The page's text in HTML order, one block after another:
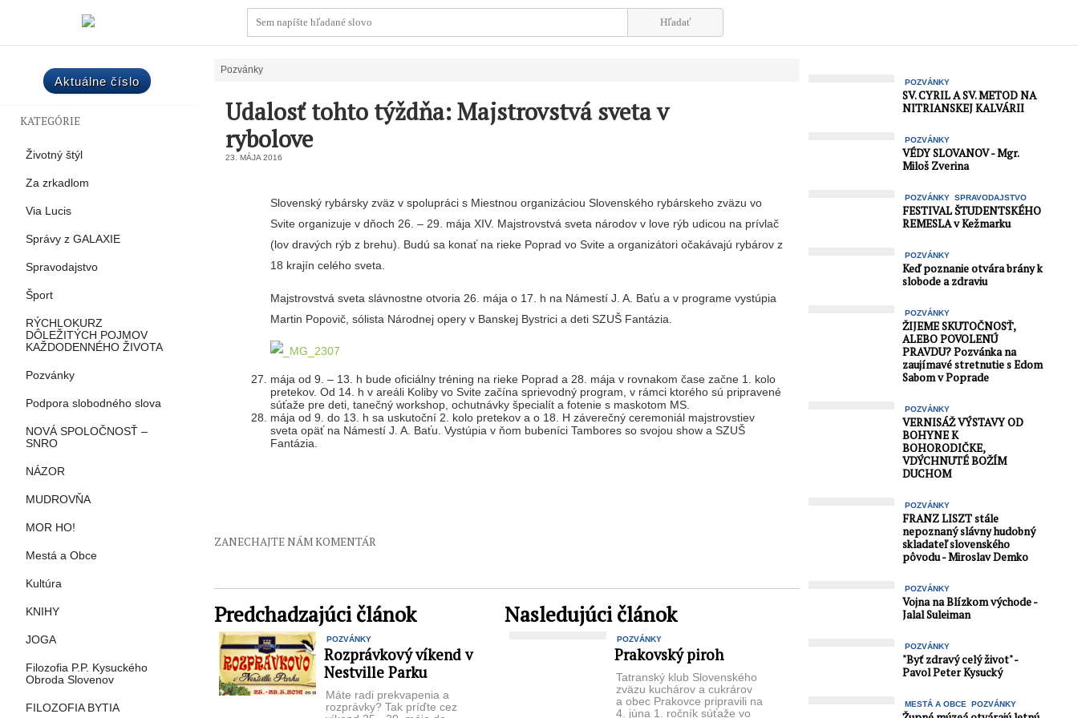
Aktuálne číslo
KATEGÓRIE
Životný štýl
Za zrkadlom
Via Lucis
Správy z GALAXIE
Spravodajstvo
Šport
RÝCHLOKURZ
DÔLEŽITÝCH POJMOV
KAŽDODENNÉHO ŽIVOTA
Pozvánky
Podpora slobodného slova
NOVÁ SPOLOČNOSŤ –
SNRO
NÁZOR
MUDROVŇA
MOR HO!
Mestá a Obce
Kultúra
KNIHY
JOGA
Filozofia P.P. Kysuckého
Obroda Slovenov
FILOZOFIA BYTIA
Pozvánky
Udalosť tohto týždňa: Majstrovstvá sveta v
rybolove
23. MÁJA 2016
Slovenský rybársky zväz v spolupráci s Miestnou organizáciou Slovenského rybárskeho zväzu vo
Svite organizuje v dňoch 26. – 29. mája XIV. Majstrovstvá sveta národov v love rýb udicou na prívlač
(lov dravých rýb z brehu). Budú sa konať na rieke Poprad vo Svite a organizátori očakávajú rybárov z
18 krajín celého sveta.
Majstrovstvá sveta slávnostne otvoria 26. mája o 17. h na Námestí J. A. Baťu a v programe vystúpia
Martin Popovič, sólista Národnej opery v Banskej Bystrici a deti SZUŠ Fantázia.
mája od 9. – 13. h bude oficiálny tréning na rieke Poprad a 28. mája v rovnakom čase začne 1. kolo
pretekov. Od 14. h v areáli Koliby vo Svite začína sprievodný program, v rámci ktorého sú pripravené
súťaže pre deti, tanečný workshop, ochutnávky špecialít a fotenie s maskotom MS.
mája od 9. do 13. h sa uskutoční 2. kolo pretekov a o 18. H záverečný ceremoniál majstrovstiev
sveta opäť na Námestí J. A. Baťu. Vystúpia v ňom bubeníci Tambores so svojou show a SZUŠ
Fantázia.
ZANECHAJTE NÁM KOMENTÁR
Predchadzajúci článok
POZVÁNKY
Rozprávkový víkend v
Nestville Parku
Máte radi prekvapenia a
rozprávky? Tak príďte cez
Nasledujúci článok
POZVÁNKY
Prakovský piroh
Tatranský klub Slovenského
zväzu kuchárov a cukrárov
a obec Prakovce pripravili na
4. júna 1. ročník súťaže vo
POZVÁNKY
SV. CYRIL A SV. METOD NA
NITRIANSKEJ KALVÁRII
POZVÁNKY
VÉDY SLOVANOV - Mgr.
Miloš Zverina
POZVÁNKY SPRAVODAJSTVO
FESTIVAL ŠTUDENTSKÉHO
REMESLA v Kežmarku
POZVÁNKY
Keď poznanie otvára brány k
slobode a zdraviu
POZVÁNKY
ŽIJEME SKUTOČNOSŤ,
ALEBO POVOLENÚ
PRAVDU? Pozvánka na
zaujímavé stretnutie s Edom
Sabom v Poprade
POZVÁNKY
VERNISÁŽ VÝSTAVY OD
BOHYNE K
BOHORODIČKE,
VDÝCHNUTÉ BOŽÍM
DUCHOM
POZVÁNKY
FRANZ LISZT stále
nepoznaný slávny hudobný
skladateľ slovenského
pôvodu - Miroslav Demko
POZVÁNKY
Vojna na Blízkom východe -
Jalal Suleiman
POZVÁNKY
"Byť zdravý celý život" -
Pavol Peter Kysucký
MESTÁ A OBCE POZVÁNKY